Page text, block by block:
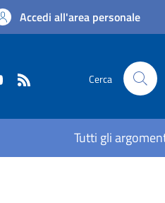
Accedi all'area personale
Cerca
Tutti gli